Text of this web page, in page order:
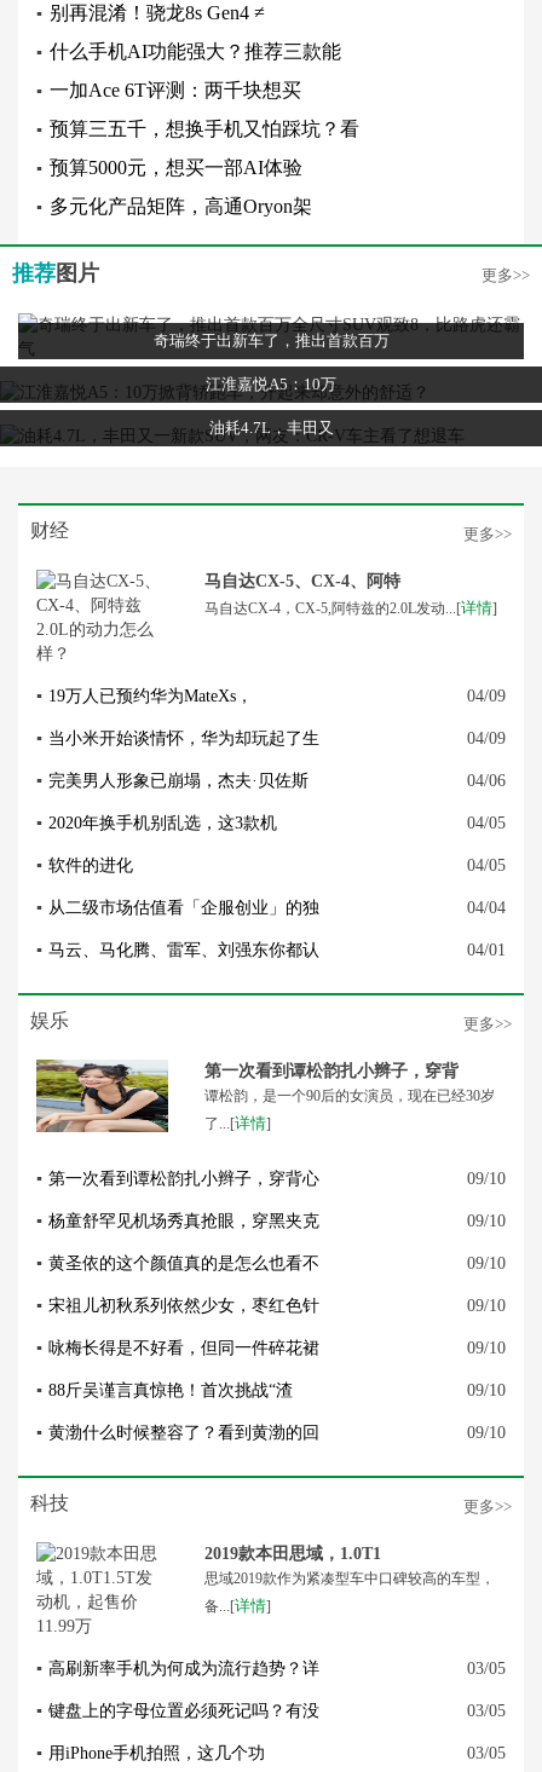
▪ 别再混淆！骁龙8s Gen4 ≠
▪ 什么手机AI功能强大？推荐三款能
▪ 一加Ace 6T评测：两千块想买
▪ 预算三五千，想换手机又怕踩坑？看
▪ 预算5000元，想买一部AI体验
▪ 多元化产品矩阵，高通Oryon架
推荐图片 更多>>
奇瑞终于出新车了，推出首款百万
江淮嘉悦A5：10万
油耗4.7L，丰田又
财经 更多>>
马自达CX-5、CX-4、阿特
马自达CX-4，CX-5,阿特兹的2.0L发动...[详情]
▪ 19万人已预约华为MateXs， 04/09
▪ 当小米开始谈情怀，华为却玩起了生 04/09
▪ 完美男人形象已崩塌，杰夫·贝佐斯 04/06
▪ 2020年换手机别乱选，这3款机 04/05
▪ 软件的进化 04/05
▪ 从二级市场估值看「企服创业」的独 04/04
▪ 马云、马化腾、雷军、刘强东你都认 04/01
娱乐 更多>>
第一次看到谭松韵扎小辫子，穿背
谭松韵，是一个90后的女演员，现在已经30岁
了...[详情]
▪ 第一次看到谭松韵扎小辫子，穿背心 09/10
▪ 杨童舒罕见机场秀真抢眼，穿黑夹克 09/10
▪ 黄圣依的这个颜值真的是怎么也看不 09/10
▪ 宋祖儿初秋系列依然少女，枣红色针 09/10
▪ 咏梅长得是不好看，但同一件碎花裙 09/10
▪ 88斤吴谨言真惊艳！首次挑战“渣 09/10
▪ 黄渤什么时候整容了？看到黄渤的回 09/10
科技 更多>>
2019款本田思域，1.0T1
思域2019款作为紧凑型车中口碑较高的车型，
备...[详情]
▪ 高刷新率手机为何成为流行趋势？详 03/05
▪ 键盘上的字母位置必须死记吗？有没 03/05
▪ 用iPhone手机拍照，这几个功 03/05